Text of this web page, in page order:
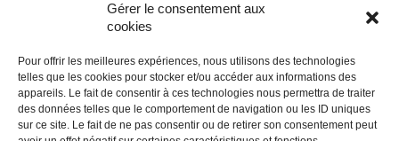
Gérer le consentement aux
cookies
Pour offrir les meilleures expériences, nous utilisons des technologies
telles que les cookies pour stocker et/ou accéder aux informations des
appareils. Le fait de consentir à ces technologies nous permettra de traiter
des données telles que le comportement de navigation ou les ID uniques
sur ce site. Le fait de ne pas consentir ou de retirer son consentement peut
Lundi : 9h30 – 12h et 14h – 18h
Du mardi au vendredi : 9h – 12h et 13h30 – 18h30
Du lundi au vendredi : 9h – 12h et 14h – 18h